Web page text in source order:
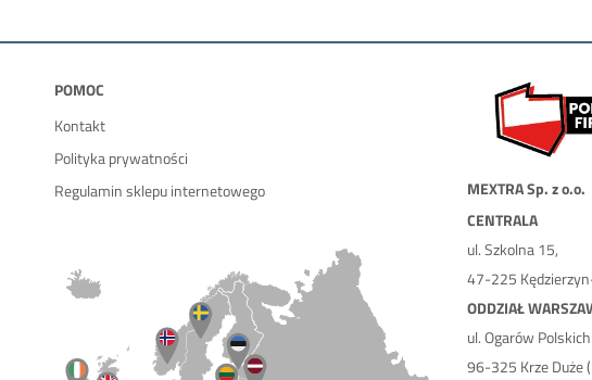
POMOC
Kontakt
Polityka prywatności
Regulamin sklepu internetowego
MEXTRA Sp. z o.o.
CENTRALA
ul. Szkolna 15,
47-225
ODDZIAŁ
ul. Ogarów
96-325 Krze Duże